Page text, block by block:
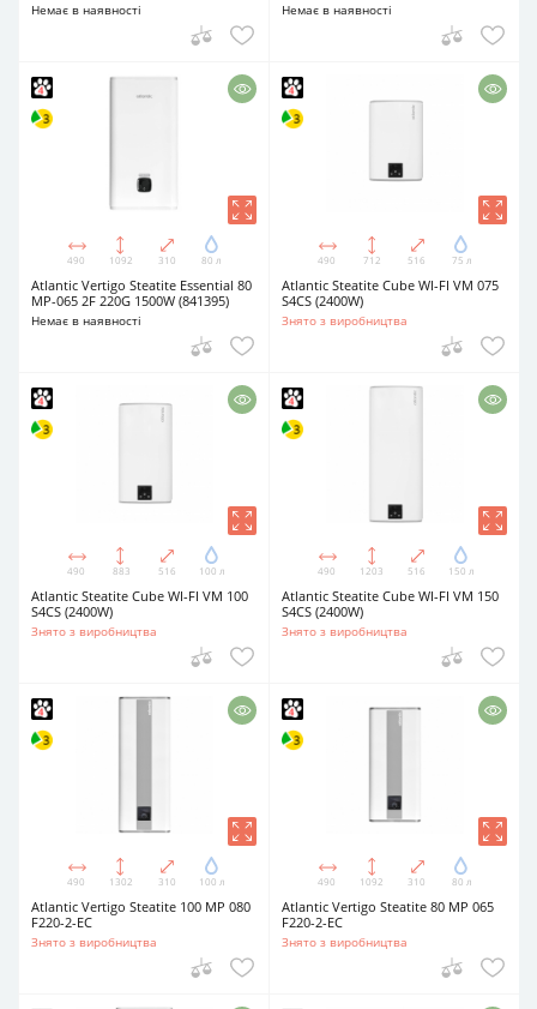
Немає в наявності Немає в наявності
490 1092 310 80 л
Atlantic Vertigo Steatite Essential 80
MP-065 2F 220G 1500W (841395)
Немає в наявності
490 712 516 75 л
Atlantic Steatite Cube WI-FI VM 075
S4CS (2400W)
Знято з виробництва
490 883 516 100 л
Atlantic Steatite Cube WI-FI VM 100
S4CS (2400W)
Знято з виробництва
490 1203 516 150 л
Atlantic Steatite Cube WI-FI VM 150
S4CS (2400W)
Знято з виробництва
490 1302 310 100 л
Atlantic Vertigo Steatite 100 MP 080
F220-2-EC
Знято з виробництва
490 1092 310 80 л
Atlantic Vertigo Steatite 80 MP 065
F220-2-EC
Знято з виробництва